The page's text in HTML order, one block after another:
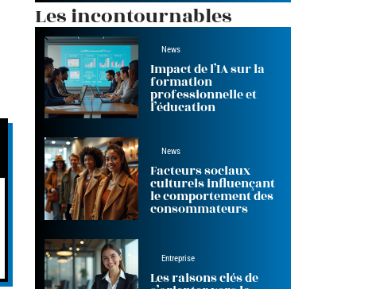
Les incontournables
News
Impact de l’IA sur la
formation
professionnelle et
l’éducation
News
Facteurs sociaux
culturels influençant
le comportement des
consommateurs
Entreprise
Les raisons clés de